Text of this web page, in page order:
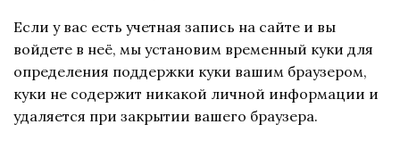
Если у вас есть учетная запись на сайте и вы
войдете в неё, мы установим временный куки для
определения поддержки куки вашим браузером,
куки не содержит никакой личной информации и
удаляется при закрытии вашего браузера.